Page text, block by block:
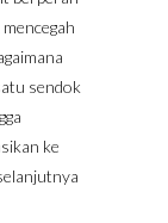
sendok
ke